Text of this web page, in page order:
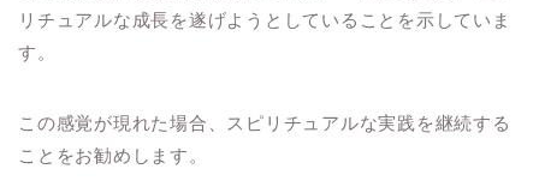
リチュアルな成長を遂げようとしていることを示していま
す。
この感覚が現れた場合、スピリチュアルな実践を継続する
ことをお勧めします。